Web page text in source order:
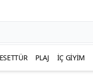
PLAJ İÇ GIYIM